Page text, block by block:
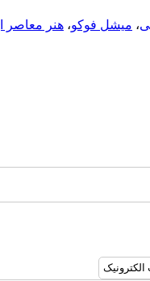
، میشل فوکو، هنر معاصر